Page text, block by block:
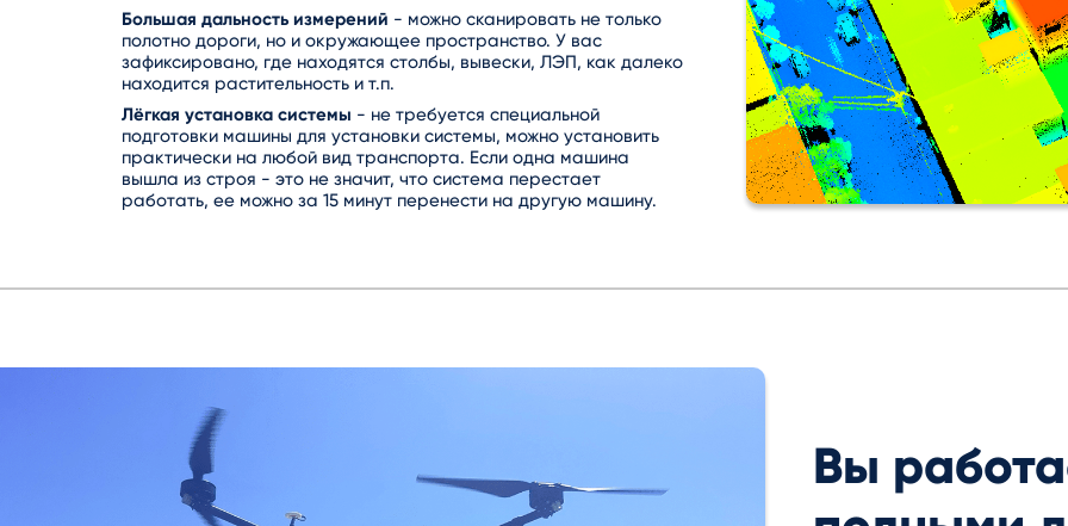
Большая дальность измерений - можно сканировать не только
полотно дороги, но и окружающее пространство. У вас
зафиксировано, где находятся столбы, вывески, ЛЭП, как далеко
находится растительность и т.п.
Лёгкая установка системы - не требуется специальной
подготовки машины для установки системы, можно установить
практически на любой вид транспорта. Если одна машина
вышла из строя - это не значит, что система перестает
работать, ее можно за 15 минут перенести на другую машину.
Вы